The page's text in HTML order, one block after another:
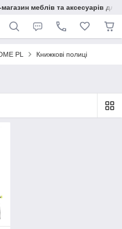
меблів та аксесуарів для
PL Книжкові полиці